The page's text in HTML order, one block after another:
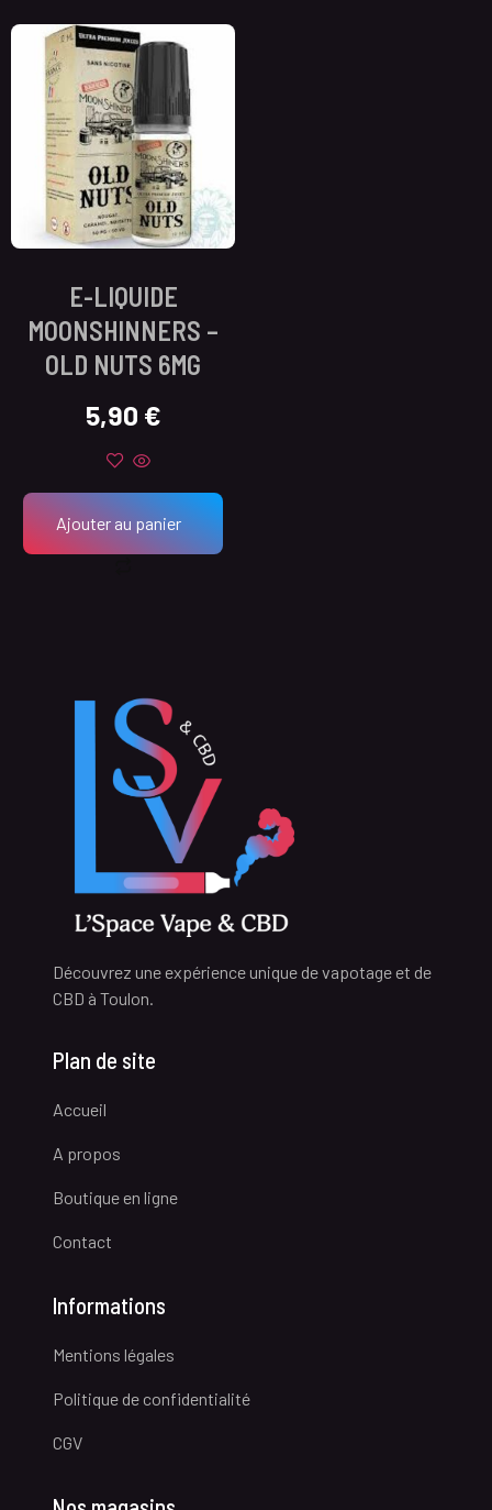
E-LIQUIDE
MOONSHINNERS –
OLD NUTS 6MG
5,90 €
Ajouter au panier
Découvrez une expérience unique de vapotage et de
CBD à Toulon.
Plan de site
Accueil
A propos
Boutique en ligne
Contact
Informations
Mentions légales
Politique de confidentialité
CGV